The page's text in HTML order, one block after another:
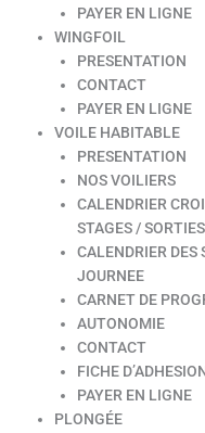
PAYER EN LIGNE
WINGFOIL
PRESENTATION
CONTACT
PAYER EN LIGNE
VOILE HABITABLE
PRESENTATION
NOS VOILIERS
CALENDRIER
STAGES /
CALENDRIER DES
JOURNEE
CARNET DE
AUTONOMIE
CONTACT
FICHE
PAYER EN LIGNE
PLONGÉE